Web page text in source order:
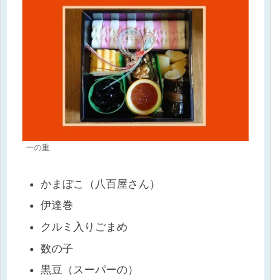
一の重
かまぼこ（八百屋さん）
伊達巻
クルミ入りごまめ
数の子
黒豆（スーパーの）